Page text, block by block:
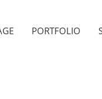
PORTFOLIO